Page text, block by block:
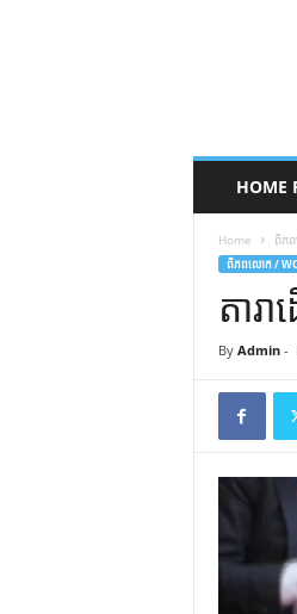
HOME
Home ពិភ
ពិភពលោក /
តារ
By Admin-